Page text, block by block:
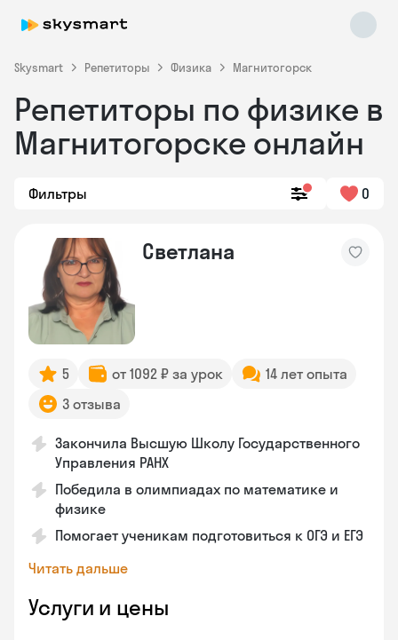
Skysmart Репетиторы Физика Магнитогорск
Репетиторы по физике в
Магнитогорске онлайн
Фильтры 0
Светлана
5 от 1092 ₽ за урок
14 лет опыта
3 отзыва
Закончилa Высшую Школу Государственного
Управления РАНХ
Победила в олимпиадах по математике и
физике
Помогает ученикам подготовиться к ОГЭ и ЕГЭ
Читать дальше
Услуги и цены
online